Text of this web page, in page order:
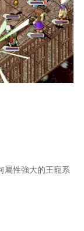
性強大的王寵系